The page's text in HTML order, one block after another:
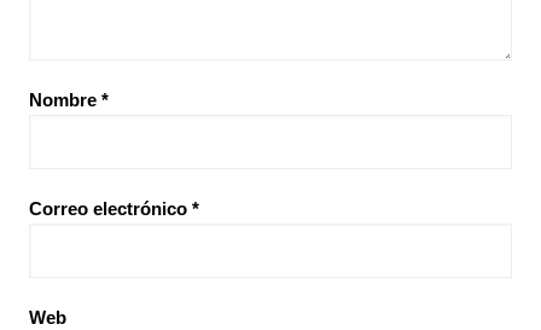
Nombre *
Correo electrónico *
Web